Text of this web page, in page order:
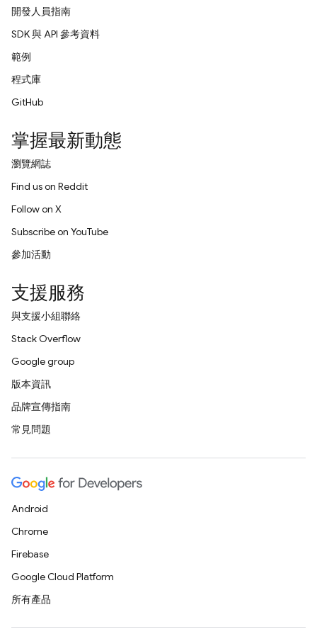
開發人員指南
SDK 與 API 參考資料
範例
程式庫
GitHub
掌握最新動態
瀏覽網誌
Find us on Reddit
Follow on X
Subscribe on YouTube
參加活動
支援服務
與支援小組聯絡
Stack Overflow
Google group
版本資訊
品牌宣傳指南
常見問題
Android
Chrome
Firebase
Google Cloud Platform
所有產品